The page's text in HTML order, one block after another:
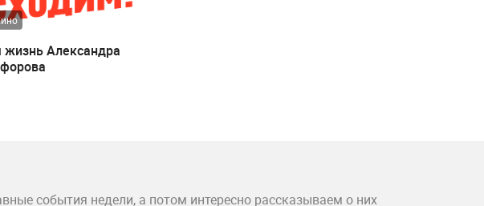
жизнь Александра
события недели, а потом интересно рассказываем о них